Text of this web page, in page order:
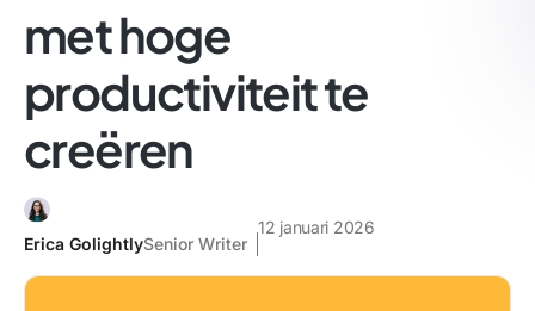
met hoge
productiviteit te
creëren
Erica GolightlySenior Writer
12 januari 2026